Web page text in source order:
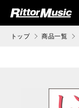
ジック (Rittor Musi
トップ 商品一覧